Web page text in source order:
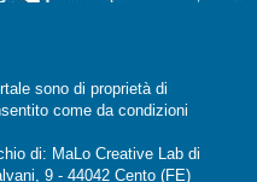
sono di proprietà di
come da condizioni
di: MaLo Creative Lab di
9 - 44042 Cento (FE)